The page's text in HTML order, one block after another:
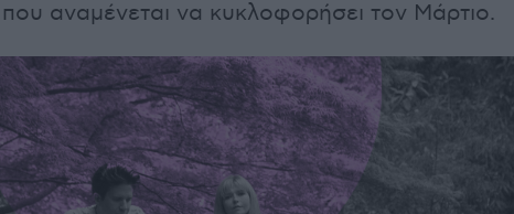
αναμένεται να κυκλοφορήσει τον Μάρτιο.